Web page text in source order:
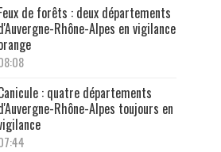
de forêts : deux départements
Rhône-Alpes en vigilance
: quatre départements
Rhône-Alpes toujours en